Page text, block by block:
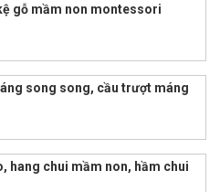
gỗ mầm non montessori
song song, cầu trượt máng
hang chui mầm non, hầm chui